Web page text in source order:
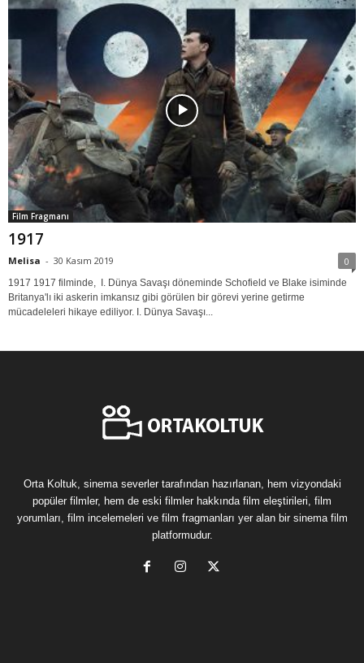
Film Fragmanı
1917
Melisa - 30 Kasım 2019 0
1917 1917 filminde, I. Dünya Savaşı döneminde Schofield ve Blake isiminde
Britanya'lı iki askerin imkansız gibi görülen bir görevi yerine getirme
mücadeleleri hikaye ediliyor. I. Dünya Savaşı...
Orta Koltuk, sinema severler tarafından hazırlanan, hem vizyondaki
popüler filmler, hem de eski filmler hakkında film eleştirileri, film
yorumları, film incelemeleri ve film fragmanları yer alan bir sinema film
platformudur.